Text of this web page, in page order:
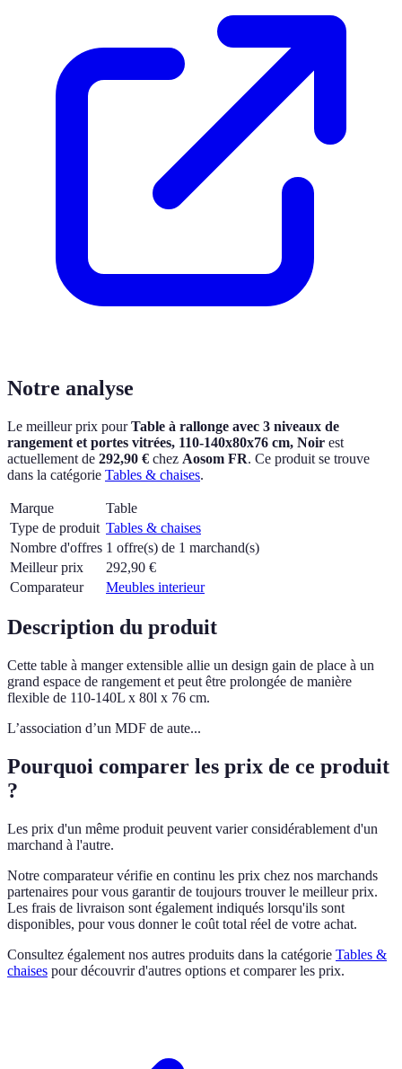
Notre analyse
Le meilleur prix pourTable à rallonge avec 3 niveaux de
rangement et portes vitrées, 110-140x80x76 cm, Noir est
actuellement de 292,90 € chez Aosom FR. Ce produit se trouve
dans la catégorie Tables & chaises.
Marque
Table
Type de produit Tables & chaises
Nombre d'offres 1 offre(s) de 1 marchand(s)
Meilleur prix
292,90 €
Comparateur
Meubles interieur
Description du produit
Cette table à manger extensible allie un design gain de place à un
grand espace de rangement et peut être prolongée de manière
flexible de 110-140L x 80l x 76 cm.
L’association d’un MDF de aute...
Pourquoi comparer les prix de ce produit
?
Les prix d'un même produit peuvent varier considérablement d'un
marchand à l'autre.
Notre comparateur vérifie en continu les prix chez nos marchands
partenaires pour vous garantir de toujours trouver le meilleur prix.
Les frais de livraison sont également indiqués lorsqu'ils sont
disponibles, pour vous donner le coût total réel de votre achat.
Consultez également nos autres produits dans la catégorie Tables &
chaises pour découvrir d'autres options et comparer les prix.